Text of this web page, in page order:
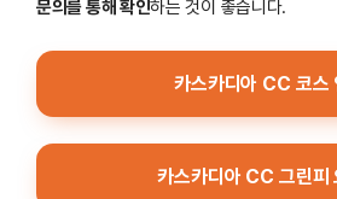
문의를 통해 확인하는 것이 좋습니다.
카스카디아 CC 코스
카스카디아 CC 그린피